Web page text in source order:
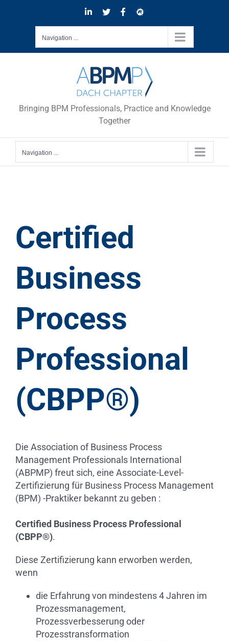
LinkedIn
TwitterFacebookMeetup
Navigation ...
Bringing BPM Professionals, Practice and Knowledge
Together
Navigation ...
Certified
Business
Process
Professional
(CBPP®)
Die Association of Business Process
Management Professionals International
(ABPMP) freut sich, eine Associate-Level-
Zertifizierung für Business Process Management
(BPM) -Praktiker bekannt zu geben :
Certified Business Process Professional
(CBPP®).
Diese Zertifizierung kann erworben werden,
wenn
die Erfahrung von mindestens 4 Jahren im
Prozessmanagement,
Prozessverbesserung oder
Prozesstransformation